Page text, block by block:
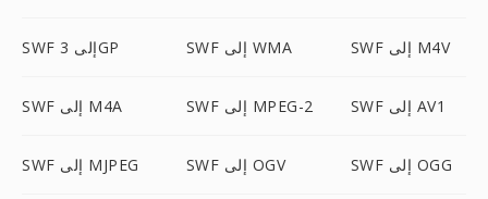
SWF إلى 3GP SWF إلى WMA SWF إلى M4V
SWF إلى M4A SWF إلى MPEG-2 SWF إلى AV1
SWF إلى MJPEG SWF إلى OGV SWF إلى OGG